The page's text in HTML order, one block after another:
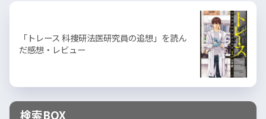
「トレース 科捜研法医研究員の追想」を読ん
だ感想・レビュー
検索BOX